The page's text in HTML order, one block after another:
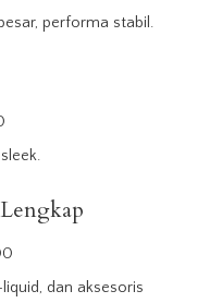
performa stabil.
dan aksesoris